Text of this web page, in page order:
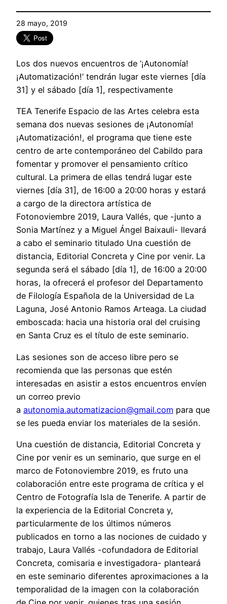
28 mayo, 2019
Los dos nuevos encuentros de ‘¡Autonomía!
¡Automatización!’ tendrán lugar este viernes [día
31] y el sábado [día 1], respectivamente
TEA Tenerife Espacio de las Artes celebra esta
semana dos nuevas sesiones de ¡Autonomía!
¡Automatización!, el programa que tiene este
centro de arte contemporáneo del Cabildo para
fomentar y promover el pensamiento crítico
cultural. La primera de ellas tendrá lugar este
viernes [día 31], de 16:00 a 20:00 horas y estará
a cargo de la directora artística de
Fotonoviembre 2019, Laura Vallés, que -junto a
Sonia Martínez y a Miguel Ángel Baixauli- llevará
a cabo el seminario titulado Una cuestión de
distancia, Editorial Concreta y Cine por venir. La
segunda será el sábado [día 1], de 16:00 a 20:00
horas, la ofrecerá el profesor del Departamento
de Filología Española de la Universidad de La
Laguna, José Antonio Ramos Arteaga. La ciudad
emboscada: hacia una historia oral del cruising
en Santa Cruz es el título de este seminario.
Las sesiones son de acceso libre pero se
recomienda que las personas que estén
interesadas en asistir a estos encuentros envíen
un correo previo
a autonomia.automatizacion@gmail.com para que
se les pueda enviar los materiales de la sesión.
Una cuestión de distancia, Editorial Concreta y
Cine por venir es un seminario, que surge en el
marco de Fotonoviembre 2019, es fruto una
colaboración entre este programa de crítica y el
Centro de Fotografía Isla de Tenerife. A partir de
la experiencia de la Editorial Concreta y,
particularmente de los últimos números
publicados en torno a las nociones de cuidado y
trabajo, Laura Vallés -cofundadora de Editorial
Concreta, comisaria e investigadora- planteará
en este seminario diferentes aproximaciones a la
temporalidad de la imagen con la colaboración